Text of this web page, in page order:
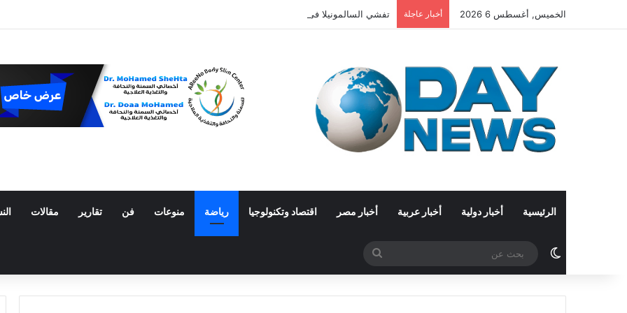
الخميس, أغسطس 6 2026 أخبار عاجلة تفشي السالمونيلا في 27 ولاية أمريكية.. الاشتباه بفلفل هالبينو مستورد من المكسيك
الرئيسية أخبار دولية أخبار عربية أخبار مصر اقتصاد وتكنولوجيا رياضة منوعات فن تقارير مقالات
الوضع المظلم
بحث
عن